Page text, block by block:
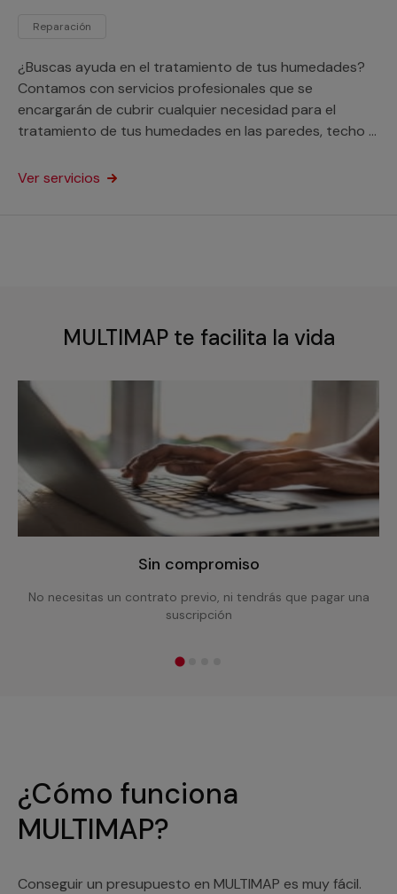
Reparación
¿Buscas ayuda en el tratamiento de tus humedades?
Contamos con servicios profesionales que se
encargarán de cubrir cualquier necesidad para el
tratamiento de tus humedades en las paredes, techo o
Ver servicios
MULTIMAP te facilita la vida
Sin compromiso
No necesitas un contrato previo, ni tendrás que pagar una
suscripción
¿Cómo funciona
MULTIMAP?
Conseguir un presupuesto en MULTIMAP es muy fácil.